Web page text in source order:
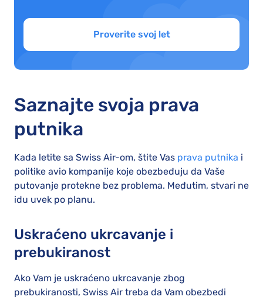
Proverite svoj let
Saznajte svoja prava
putnika
Kada letite sa Swiss Air-om, štite Vas prava putnika i
politike avio kompanije koje obezbeđuju da Vaše
putovanje protekne bez problema. Međutim, stvari ne
idu uvek po planu.
Uskraćeno ukrcavanje i
prebukiranost
Ako Vam je uskraćeno ukrcavanje zbog
prebukiranosti, Swiss Air treba da Vam obezbedi